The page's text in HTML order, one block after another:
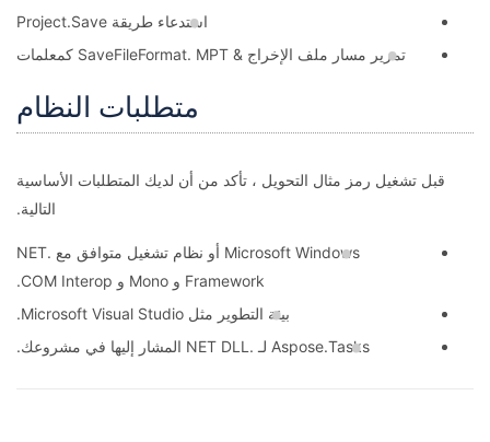
استدعاء طريقة Project.Save
تمرير مسار ملف الإخراج & SaveFileFormat. MPT كمعلمات
متطلبات النظام
قبل تشغيل رمز مثال التحويل ، تأكد من أن لديك المتطلبات الأساسية
التالية.
Microsoft Windows أو نظام تشغيل متوافق مع .NET
Framework و Mono و COM Interop.
بيئة التطوير مثل Microsoft Visual Studio.
Aspose.Tasks لـ .NET DLL المشار إليها في مشروعك.